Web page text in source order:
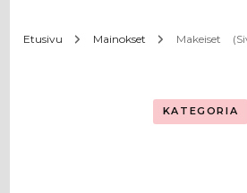
Etusivu Mainokset Makeiset
KATEGORIA